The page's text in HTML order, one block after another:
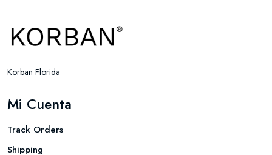
Korban Florida
Mi Cuenta
Track Orders
Shipping